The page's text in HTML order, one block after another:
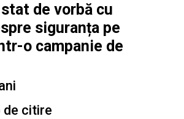
de vorbă cu
siguranța pe
o campanie de
de citire